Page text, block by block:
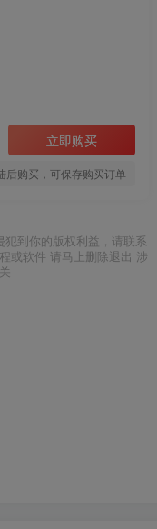
立即购买
后购买，可保存购买订单
到你的版权利益，请联系
或软件 请马上删除退出 涉